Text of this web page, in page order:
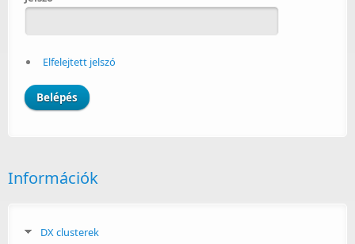
Elfelejtett jelszó
Információk
DX clusterek